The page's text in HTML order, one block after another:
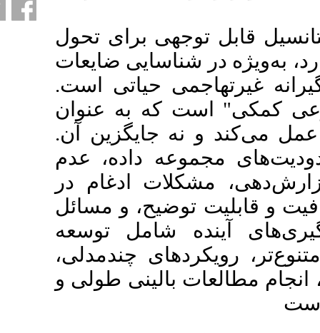
برای تحول
ضایعات
حیاتی است.
که به عنوان
جایگزین آن.
داده، عدم
ادغام در
و مسائل
شامل توسعه
چندمدلی،
بالینی طولی و